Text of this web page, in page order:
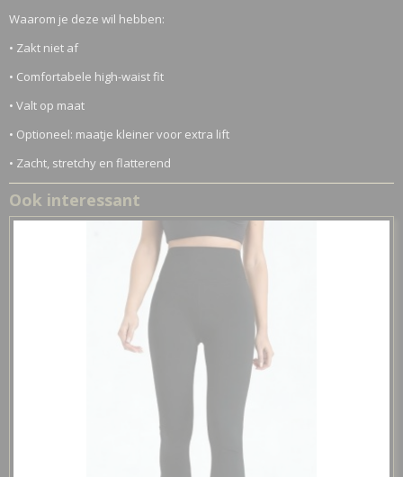
Waarom je deze wil hebben:
• Zakt niet af
• Comfortabele high-waist fit
• Valt op maat
• Optioneel: maatje kleiner voor extra lift
• Zacht, stretchy en flatterend
Ook interessant